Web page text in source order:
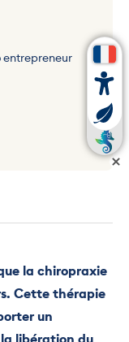
la chiropraxie
Cette thérapie
un
entrepreneur